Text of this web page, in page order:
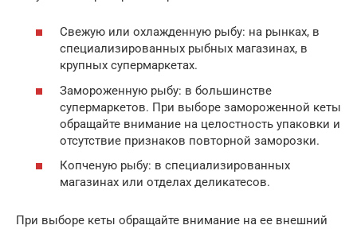
Свежую или охлажденную рыбу: на рынках, в
специализированных рыбных магазинах, в
крупных супермаркетах.
Замороженную рыбу: в большинстве
супермаркетов. При выборе замороженной кеты
обращайте внимание на целостность упаковки и
отсутствие признаков повторной заморозки.
Копченую рыбу: в специализированных
магазинах или отделах деликатесов.
При выборе кеты обращайте внимание на ее внешний